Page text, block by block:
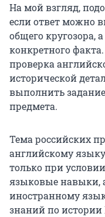
На мой взгляд,
если ответ можно
общего кругозора,
конкретного
проверка
исторической
выполнить
предмета.
Тема российских
английскому
только при
языковые навыки,
иностранному
знаний по истории